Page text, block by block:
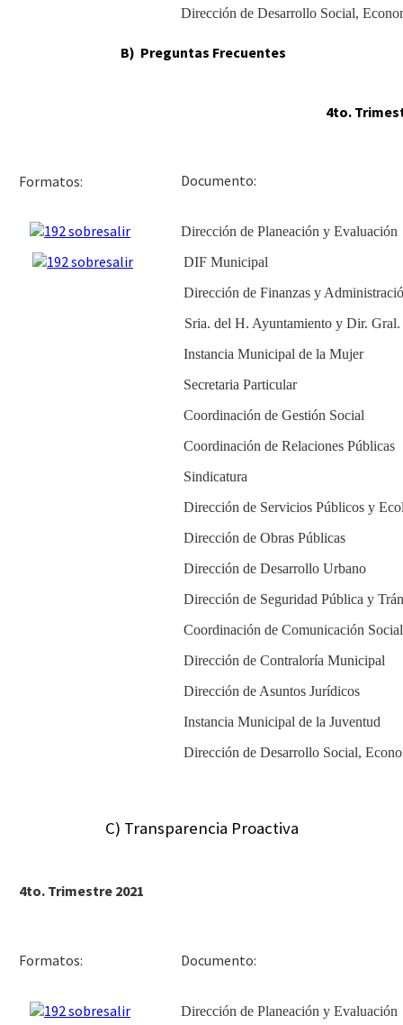
Dirección de Desarrollo Social,
B) Preguntas Frecuentes
4to.
Formatos:
Dirección de Planeación y Evaluación
DIF Municipal
Dirección de Finanzas y
Sria. del H. Ayuntamiento y Dir.
Instancia Municipal de la Mujer
Secretaria Particular
Coordinación de Gestión Social
Coordinación de Relaciones Públicas
Sindicatura
Dirección de Servicios Públicos y
Dirección de Obras Públicas
Dirección de Desarrollo Urbano
Dirección de Seguridad Pública y
Coordinación de Comunicación Social
Dirección de Contraloría Municipal
Dirección de Asuntos Jurídicos
Instancia Municipal de la Juventud
Dirección de Desarrollo Social,
C) Transparencia Proactiva
4to. Trimestre 2021
Formatos:
Dirección de Planeación y Evaluación